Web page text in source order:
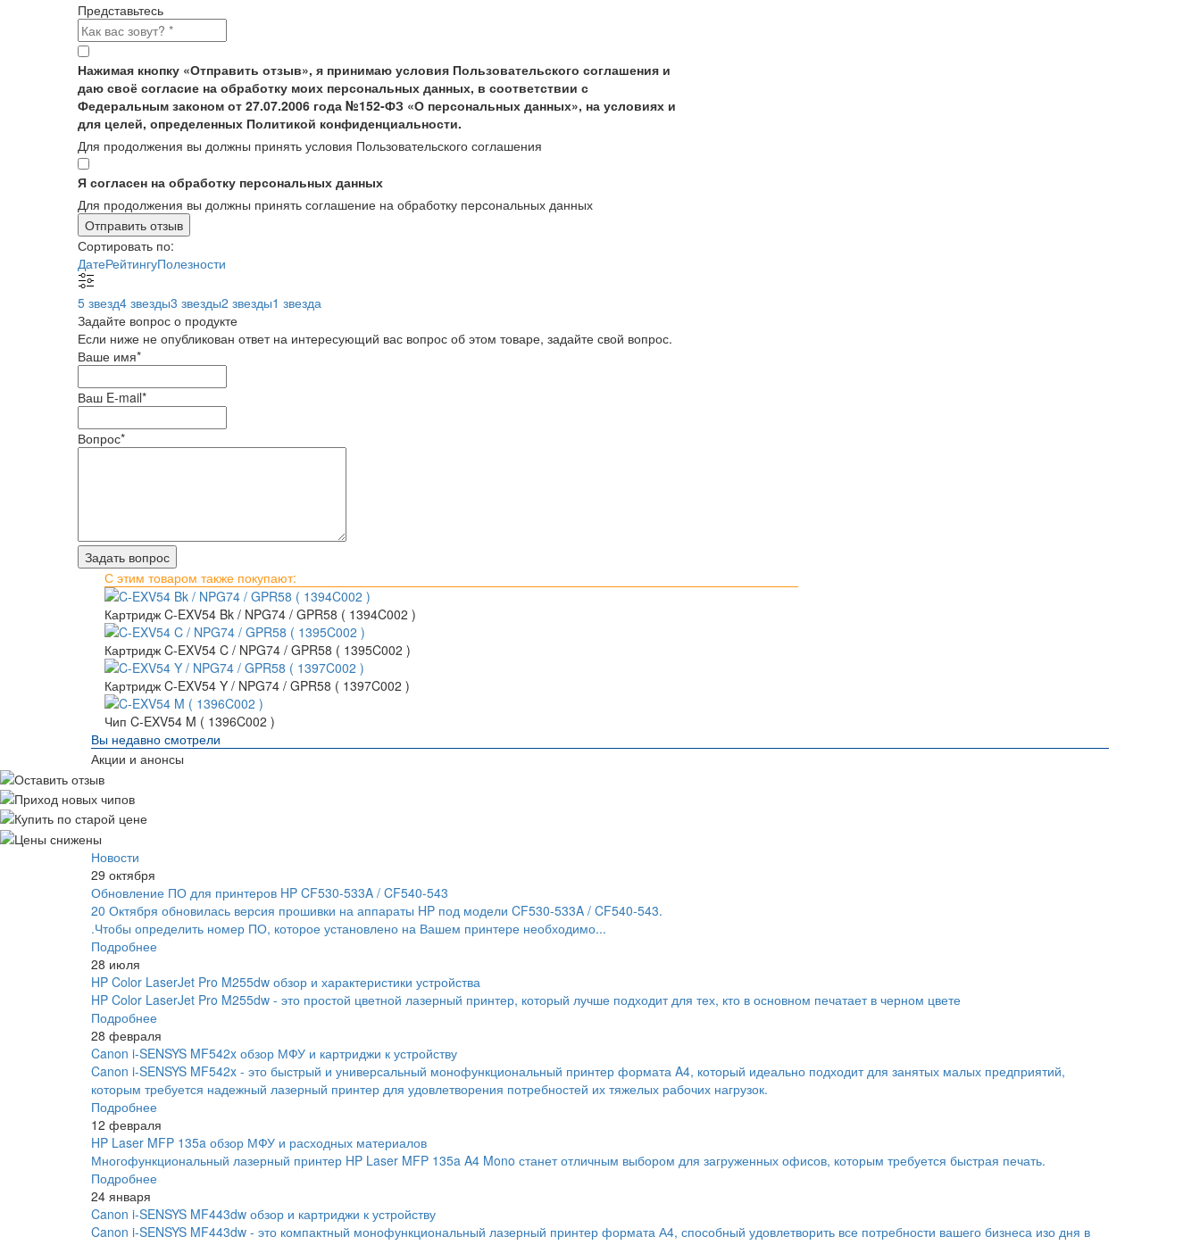
Представьтесь
Нажимая кнопку «Отправить отзыв», я принимаю условия Пользовательского соглашения и
даю своё согласие на обработку моих персональных данных, в соответствии с
Федеральным законом от 27.07.2006 года №152-ФЗ «О персональных данных», на условиях и
для целей, определенных Политикой конфиденциальности.
Для продолжения вы должны принять условия Пользовательского соглашения
Я согласен на обработку персональных данных
Для продолжения вы должны принять соглашение на обработку персональных данных
Отправить отзыв
Сортировать по:
ДатеРейтингуПолезности
5 звезд4 звезды3 звезды2 звезды1 звезда
Задайте вопрос о продукте
Если ниже не опубликован ответ на интересующий вас вопрос об этом товаре, задайте свой вопрос.
Ваше имя*
Ваш E-mail*
Вопрос*
С этим товаром также покупают:
Картридж C-EXV54 Bk / NPG74 / GPR58 ( 1394C002 )
Картридж C-EXV54 C / NPG74 / GPR58 ( 1395C002 )
Картридж C-EXV54 Y / NPG74 / GPR58 ( 1397C002 )
Чип C-EXV54 M ( 1396C002 )
Вы недавно смотрели
Акции и анонсы
Новости
29 октября
Обновление ПО для принтеров HP CF530-533A / CF540-543
20 Октября обновилась версия прошивки на аппараты HP под модели CF530-533A / CF540-543.
.Чтобы определить номер ПО, которое установлено на Вашем принтере необходимо...
Подробнее
28 июля
HP Color LaserJet Pro M255dw обзор и характеристики устройства
HP Color LaserJet Pro M255dw - это простой цветной лазерный принтер, который лучше подходит для тех, кто в основном печатает в черном цвете
Подробнее
28 февраля
Canon i-SENSYS MF542x обзор МФУ и картриджи к устройству
Canon i-SENSYS MF542x - это быстрый и универсальный монофункциональный принтер формата A4, который идеально подходит для занятых малых предприятий,
которым требуется надежный лазерный принтер для удовлетворения потребностей их тяжелых рабочих нагрузок.
Подробнее
12 февраля
HP Laser MFP 135a обзор МФУ и расходных материалов
Многофункциональный лазерный принтер HP Laser MFP 135a A4 Mono станет отличным выбором для загруженных офисов, которым требуется быстрая печать.
Подробнее
24 января
Canon i-SENSYS MF443dw обзор и картриджи к устройству
Canon i-SENSYS MF443dw - это компактный монофункциональный лазерный принтер формата А4, способный удовлетворить все потребности вашего бизнеса изо дня в